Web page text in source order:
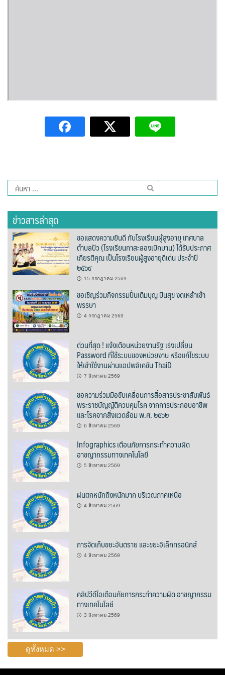
นาต้นบัวโฮมสเตย์
น่านปัว รีสอร์ท
บวกบัววิวรีสอร์ท
บ้านกังหัน @ ปัวคอทเทจ
บ้านต้นคูณ
บ้านนาโฮมสเตย์
บ้านปัว ปลายนา
บ้านพักชมดอย
บ้านยลญภา
บ้านริมทุ่งรีสอร์ท
บ้านสวนศรีสุขโฮมสเตย์
บ้านฮิมนาปัว
บ้านไม้ปลายนา
ป.ปิ๊กโฮมสเตย์
ปรางค์ทองแมนชั่น
ปวินท์ศิลป์แกลอรี่แอนด์รีสอร์ท
ปัว พาโนราม่า รีสอร์ท
ปัวตรึงใจ๋ รีสอร์ท
ปัวนาน่านแคมป์ปิ้ง
ปัวพัตรา โฮเทล
ปัวพาราไดซ์เพลส
ปัวสบายรีสอร์ท
ปัวเดอวิว บูติค รีสอร์ท
ค้นหา
สำหรับ:
ข่าวสารล่าสุด
ขอแสดงความยินดี กับโรงเรียนผู้สูงอายุ เทศบาล
ตำบลปัว (โรงเรียนกาสะลองเบิกบาน) ได้รับประกาศ
เกียรติคุณ เป็นโรงเรียนผู้สูงอายุดีเด่น ประจำปี
๒๕๖๙
15 กรกฎาคม 2569
ขอเชิญร่วมกิจกรรมปั่นเติมบุญ ปันสุข งดเหล้าเข้า
พรรษา
4 กรกฎาคม 2569
ด่วนที่สุด ! แจ้งเตือนหน่วยงานรัฐ เร่งเปลี่ยน
Password ที่ใช้ระบบของหน่วยงาน หรือแก้ไขระบบ
ให้เข้าใช้งานผ่านแอปพลิเคชัน ThaiD
7 สิงหาคม 2569
ขอความร่วมมือขับเคลื่อนการสื่อสารประชาสัมพันธ์
พระราชบัญญัติควบคุมโรค จากการประกอบอาชีพ
และโรคจากสิ่งแวดล้อม พ.ศ. ๒๕๖๒
6 สิงหาคม 2569
Infographics เตือนภัยการกระทำความผิด
อาชญากรรมทางเทคโนโลยี
5 สิงหาคม 2569
ฝนตกหนักถึงหนักมาก บริเวณภาคเหนือ
4 สิงหาคม 2569
การจัดเก็บขยะอันตราย และขยะอิเล็กทรอนิกส์
4 สิงหาคม 2569
คลิปวีดีโอเตือนภัยการกระทำความผิด อาชญากรรม
ทางเทคโนโลยี
3 สิงหาคม 2569
ดูทั้งหมด >>